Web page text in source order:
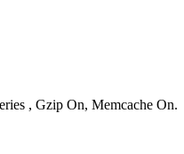
, Gzip On, Memcache On.